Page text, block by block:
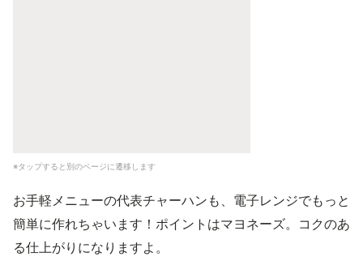
※タップすると別のページに遷移します
お手軽メニューの代表チャーハンも、電子レンジでもっと
簡単に作れちゃいます！ポイントはマヨネーズ。コクのあ
る仕上がりになりますよ。